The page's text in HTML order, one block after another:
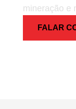
mineração e
FALAR